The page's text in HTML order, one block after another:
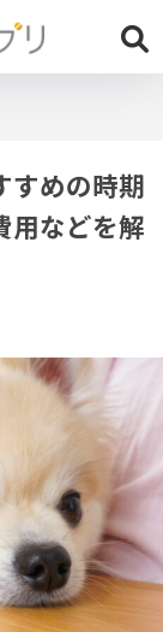
すめの時期
用などを解